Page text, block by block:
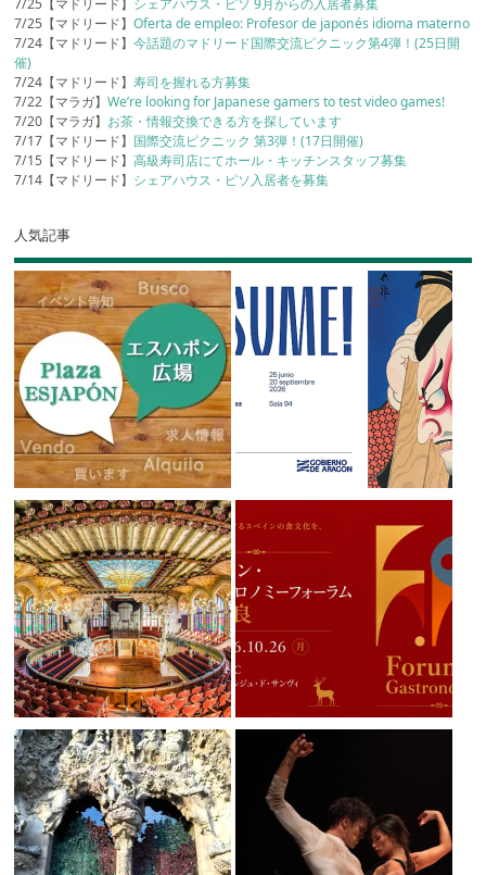
7/25【マドリード】Oferta de empleo: Profesor de japonés idioma materno
7/24【マドリード】今話題のマドリード国際交流ピクニック第4弾！(25日開
催)
7/24【マドリード】寿司を握れる方募集
7/22【マラガ】We’re looking for Japanese gamers to test video games!
7/20【マラガ】 お茶・情報交換できる方を探しています
7/17【マドリード】 国際交流ピクニック 第3弾！(17日開催)
7/15【マドリード】高級寿司店にてホール・キッチンスタッフ募集
7/14【マドリード】 シェアハウス・ピソ入居者を募集
人気記事